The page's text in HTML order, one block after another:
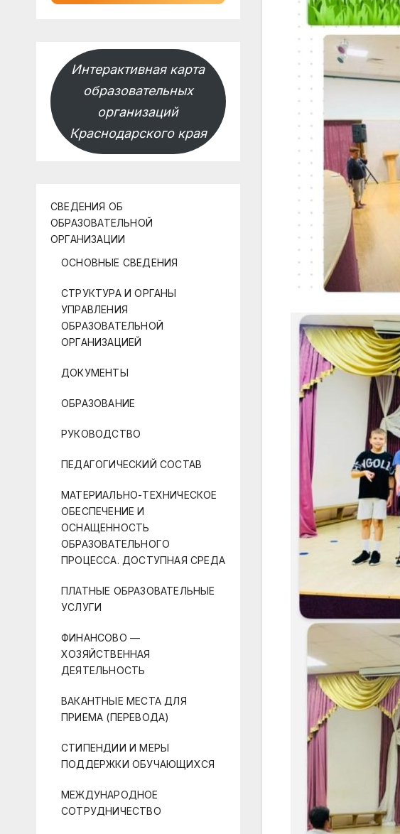
Интерактивная карта
образовательных
организаций
Краснодарского края
СВЕДЕНИЯ ОБ
ОБРАЗОВАТЕЛЬНОЙ
ОРГАНИЗАЦИИ
ОСНОВНЫЕ СВЕДЕНИЯ
СТРУКТУРА И ОРГАНЫ
УПРАВЛЕНИЯ
ОБРАЗОВАТЕЛЬНОЙ
ОРГАНИЗАЦИЕЙ
ДОКУМЕНТЫ
ОБРАЗОВАНИЕ
РУКОВОДСТВО
ПЕДАГОГИЧЕСКИЙ СОСТАВ
МАТЕРИАЛЬНО-ТЕХНИЧЕСКОЕ
ОБЕСПЕЧЕНИЕ И
ОСНАЩЕННОСТЬ
ОБРАЗОВАТЕЛЬНОГО
ПРОЦЕССА. ДОСТУПНАЯ СРЕДА
ПЛАТНЫЕ ОБРАЗОВАТЕЛЬНЫЕ
УСЛУГИ
ФИНАНСОВО —
ХОЗЯЙСТВЕННАЯ
ДЕЯТЕЛЬНОСТЬ
ВАКАНТНЫЕ МЕСТА ДЛЯ
ПРИЕМА (ПЕРЕВОДА)
СТИПЕНДИИ И МЕРЫ
ПОДДЕРЖКИ ОБУЧАЮЩИХСЯ
МЕЖДУНАРОДНОЕ
СОТРУДНИЧЕСТВО